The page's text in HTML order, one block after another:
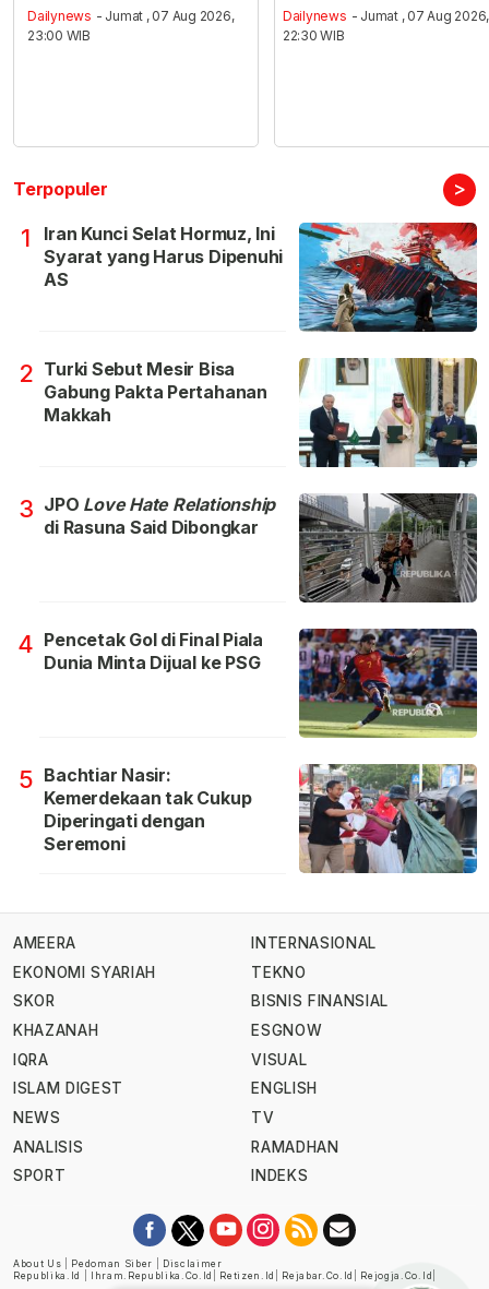
Dailynews - Jumat , 07 Aug 2026,
23:00 WIB
Dailynews - Jumat , 07 Aug 2026,
22:30 WIB
Terpopuler >
1
Iran Kunci Selat Hormuz, Ini
Syarat yang Harus Dipenuhi
AS
2 Turki Sebut Mesir Bisa
Gabung Pakta Pertahanan
Makkah
3 JPO Love Hate Relationship
di Rasuna Said Dibongkar
4 Pencetak Gol di Final Piala
Dunia Minta Dijual ke PSG
5 Bachtiar Nasir:
Kemerdekaan tak Cukup
Diperingati dengan
Seremoni
AMEERA
EKONOMI SYARIAH
SKOR
KHAZANAH
IQRA
ISLAM DIGEST
NEWS
ANALISIS
SPORT
INTERNASIONAL
TEKNO
BISNIS FINANSIAL
ESGNOW
VISUAL
ENGLISH
TV
RAMADHAN
INDEKS
About Us Pedoman Siber
Disclaimer
Republika.id
Ihram.republika.co.id Retizen.id Rejabar.co.id Rejogja.co.id